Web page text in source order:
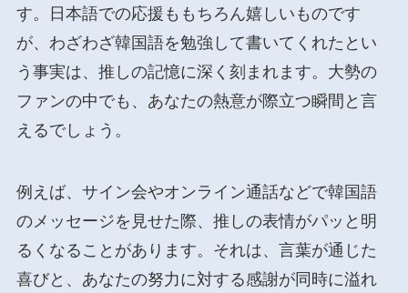
す。日本語での応援ももちろん嬉しいものです
が、わざわざ韓国語を勉強して書いてくれたとい
う事実は、推しの記憶に深く刻まれます。大勢の
ファンの中でも、あなたの熱意が際立つ瞬間と言
えるでしょう。
例えば、サイン会やオンライン通話などで韓国語
のメッセージを見せた際、推しの表情がパッと明
るくなることがあります。それは、言葉が通じた
喜びと、あなたの努力に対する感謝が同時に溢れ